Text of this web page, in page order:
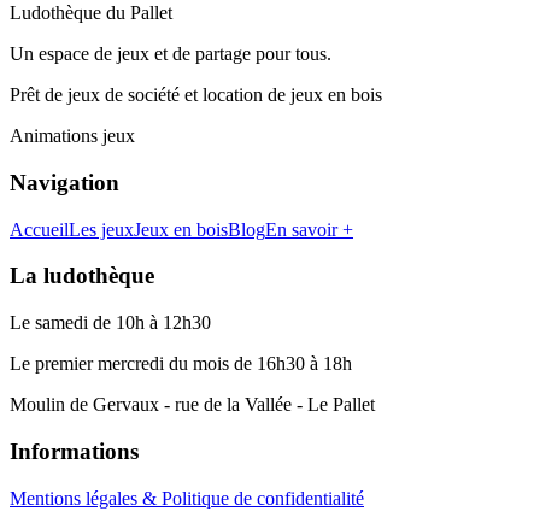
Ludothèque du Pallet
Un espace de jeux et de partage pour tous.
Prêt de jeux de société et location de jeux en bois
Animations jeux
Navigation
AccueilLes jeuxJeux en boisBlogEn savoir +
La ludothèque
Le samedi de 10h à 12h30
Le premier mercredi du mois de 16h30 à 18h
Moulin de Gervaux - rue de la Vallée - Le Pallet
Informations
Mentions légales & Politique de confidentialité